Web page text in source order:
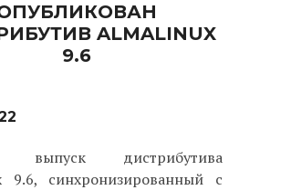
ALMALINUX
9.6
выпуск дистрибутива
9.6, синхронизированный c